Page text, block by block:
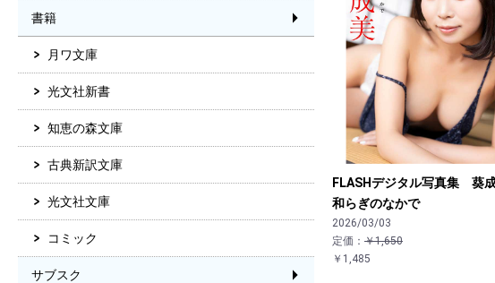
書籍
月ワ文庫
光文社新書
知恵の森文庫
古典新訳文庫
光文社文庫
コミック
サブスク
FLASHデジタル写真集 葵
和らぎのなかで
2026/03/03
定価： ￥1,650
￥1,485